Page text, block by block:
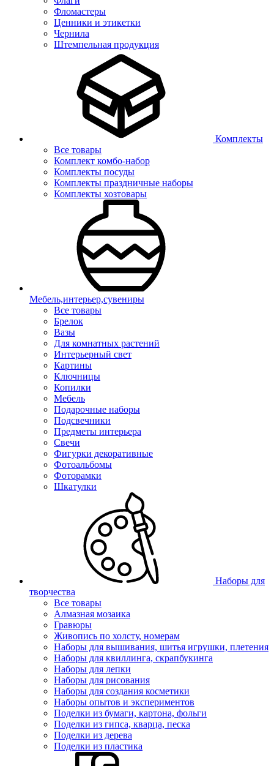
Фломастеры
Ценники и этикетки
Чернила
Штемпельная продукция
Комплекты
Все товары
Комплект комбо-набор
Комплекты посуды
Комплекты праздничные наборы
Комплекты хозтовары
Мебель,интерьер,сувениры
Все товары
Брелок
Вазы
Для комнатных растений
Интерьерный свет
Картины
Ключницы
Копилки
Мебель
Подарочные наборы
Подсвечники
Предметы интерьера
Свечи
Фигурки декоративные
Фотоальбомы
Фоторамки
Шкатулки
Наборы для
творчества
Все товары
Алмазная мозаика
Гравюры
Живопись по холсту, номерам
Наборы для вышивания, шитья игрушки, плетения
Наборы для квиллинга, скрапбукинга
Наборы для лепки
Наборы для рисования
Наборы для создания косметики
Наборы опытов и экспериментов
Поделки из бумаги, картона, фольги
Поделки из гипса, кварца, песка
Поделки из дерева
Поделки из пластика